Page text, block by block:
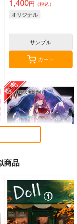
1,400円 （税込）
オリジナル
サンプル
カート
黒白のアヴェスター 4
神座万象・第十四機
関
商品